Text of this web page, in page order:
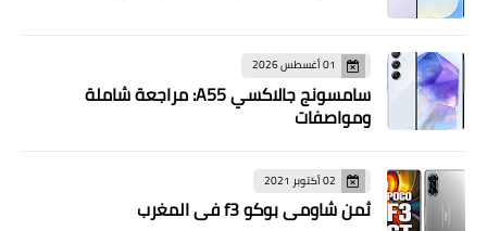
01 أغسطس 2026
سامسونج جالاكسي A55: مراجعة شاملة
ومواصفات
02 أكتوبر 2021
ثمن شاومي بوكو f3 في المغرب